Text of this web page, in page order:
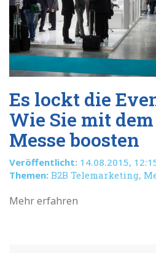
Es lockt die
Wie Sie mit
Messe boosten
Veröffentlicht: 14.08.2015,
Themen: B2B Telemarketing,
Mehr erfahren